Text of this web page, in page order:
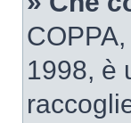
1998, è